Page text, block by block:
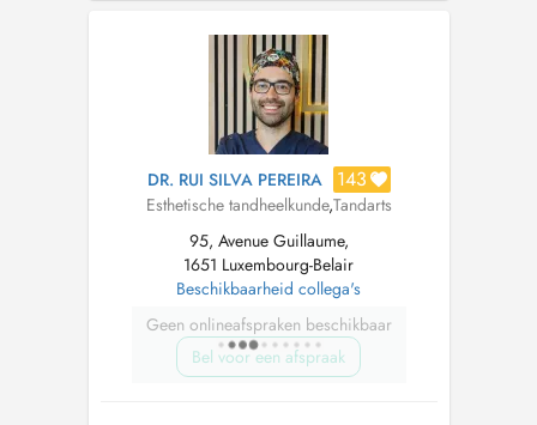
DR. RUI SILVA PEREIRA 143
Esthetische tandheelkunde,Tandarts
95, Avenue Guillaume,
1651 Luxembourg-Belair
Beschikbaarheid collega's
Geen onlineafspraken beschikbaar
Bel voor een afspraak